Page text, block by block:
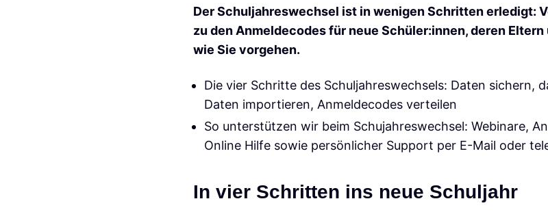
Der Schuljahreswechsel ist in wenigen Schritten erledigt:
zu den Anmeldecodes für neue Schüler:innen, deren
wie Sie vorgehen.
Die vier Schritte des Schuljahreswechsels: Daten sichern,
Daten importieren, Anmeldecodes verteilen
So unterstützen wir beim Schujahreswechsel: Webinare,
Online Hilfe sowie persönlicher Support per E-Mail oder
In vier Schritten ins neue Schuljahr
FÜR SCHULTRÄGER